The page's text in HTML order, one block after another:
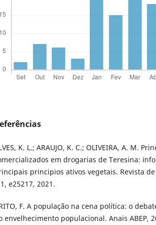
K. L.; ARAUJO, K. C.; OLIVEIRA, A. M.
em drogarias de Teresina:
principios ativos vegetais. Revista
e25217, 2021.
F. A população na cena política: o
envelhecimento populacional. Anais ABEP,